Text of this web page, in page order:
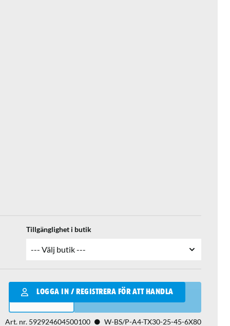
Tillgänglighet i butik
LOGGA IN / REGISTRERA FÖR ATT HANDLA
Qantity
LÄGG I VARUKORGEN
Art. nr. 592924604500100 W-BS/P-A4-TX30-25-45-6X80